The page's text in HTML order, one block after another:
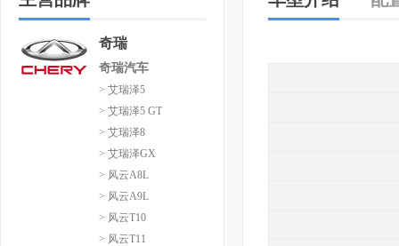
奇瑞
奇瑞汽车
> 艾瑞泽5
> 艾瑞泽5 GT
> 艾瑞泽8
> 艾瑞泽GX
> 风云A8L
> 风云A9L
> 风云T10
> 风云T11